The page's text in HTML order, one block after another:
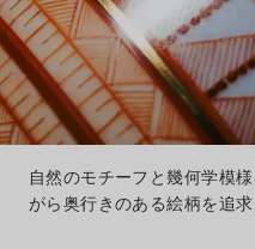
自然のモチーフと幾何学模
がら奥行きのある絵柄を追求